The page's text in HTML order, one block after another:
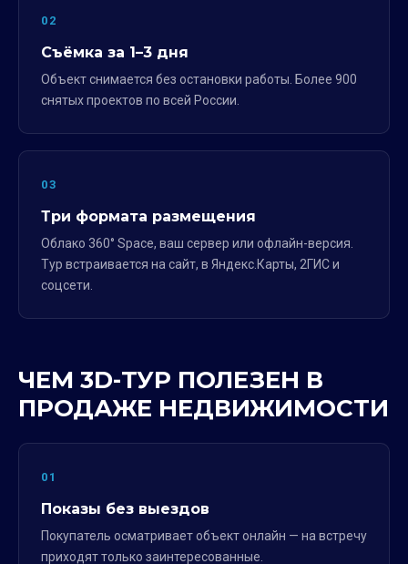
02
Съёмка за 1–3 дня
Объект снимается без остановки работы. Более 900
снятых проектов по всей России.
03
Три формата размещения
Облако 360° Space, ваш сервер или офлайн-версия.
Тур встраивается на сайт, в Яндекс.Карты, 2ГИС и
соцсети.
ЧЕМ 3D-ТУР ПОЛЕЗЕН В
ПРОДАЖЕ НЕДВИЖИМОСТИ
01
Показы без выездов
Покупатель осматривает объект онлайн — на встречу
приходят только заинтересованные.